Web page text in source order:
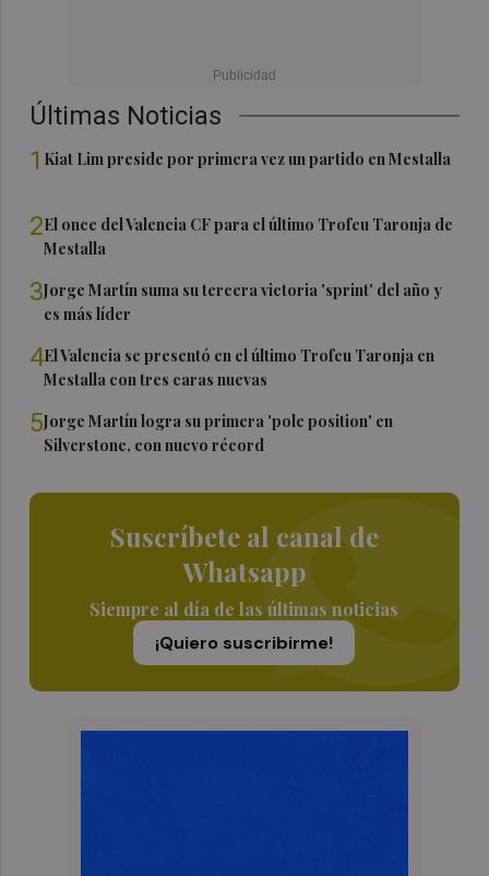
Últimas Noticias
1 Kiat Lim preside por primera vez un partido en Mestalla
2El once del Valencia CF para el último Trofeu Taronja de
Mestalla
3Jorge Martín suma su tercera victoria 'sprint' del año y
es más líder
4El Valencia se presentó en el último Trofeu Taronja en
Mestalla con tres caras nuevas
5Jorge Martín logra su primera 'pole position' en
Silverstone, con nuevo récord
Suscríbete al canal de
Whatsapp
Siempre al día de las últimas noticias
¡Quiero suscribirme!